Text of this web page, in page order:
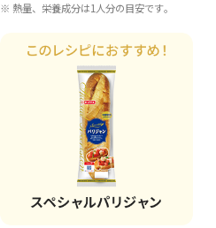
※ 熱量、栄養成分は1人分の目安です。